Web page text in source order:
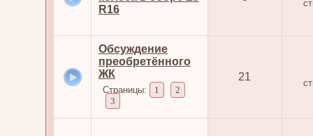
R16
Обсуждение
преобретённого
ЖК
Страницы: 1
2
3
21